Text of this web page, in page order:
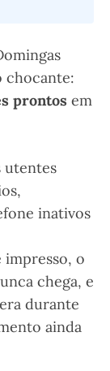
chocante:
prontos em
utentes
inativos
impresso, o
chega, e
durante
ainda